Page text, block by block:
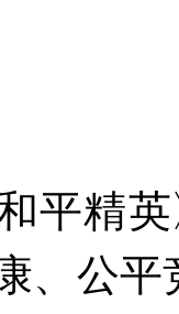
平精
、公